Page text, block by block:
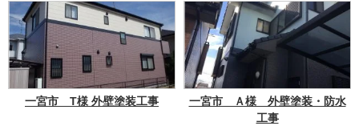
一宮市 T様 外壁塗装工事
一宮市 Ａ様 外壁塗装・防水
工事